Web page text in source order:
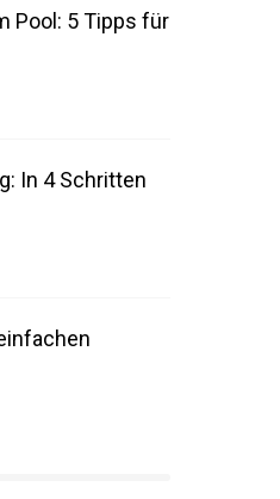
Pool: 5 Tipps für
In 4 Schritten